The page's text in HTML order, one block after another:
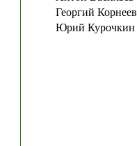
Георгий Корнеев
Юрий Курочкин